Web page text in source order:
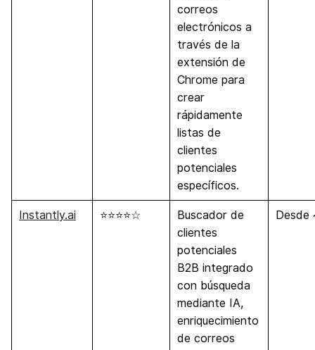
correos
electrónicos a
través de la
extensión de
Chrome para
crear
rápidamente
listas de
clientes
potenciales
específicos.
Instantly.ai ⭐⭐⭐⭐☆
Buscador de
clientes
potenciales
B2B integrado
con búsqueda
mediante IA,
enriquecimiento
de correos
Desde